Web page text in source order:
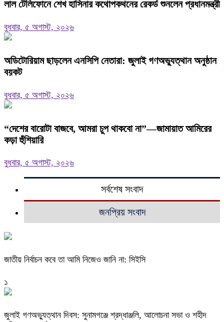
লাল টেলিফোনে শেখ হাসিনার কথোপকথনের রেকর্ড শুনলেন প্রধানমন্ত্রী
বুধবার, ৫ অগাস্ট, ২০২৬
অডিটোরিয়াম ছাড়লেন এনসিপি নেতারা: জুলাই গণঅভ্যুত্থান অনুষ্ঠান
বয়কট
বুধবার, ৫ অগাস্ট, ২০২৬
“দেশের বারোটা বাজবে, আমরা চুপ থাকবো না”—জামায়াত আমিরের
কড়া হুঁশিয়ারি
বুধবার, ৫ অগাস্ট, ২০২৬
সর্বশেষ সংবাদ
জনপ্রিয় সংবাদ
জাতীয় নির্বাচন কবে তা আমি নিজেও জানি না: সিইসি
১
জুলাই গণঅভ্যুত্থান দিবস: সুনামগঞ্জে শ্রদ্ধাঞ্জলি, আলোচনা সভা ও শহীদ